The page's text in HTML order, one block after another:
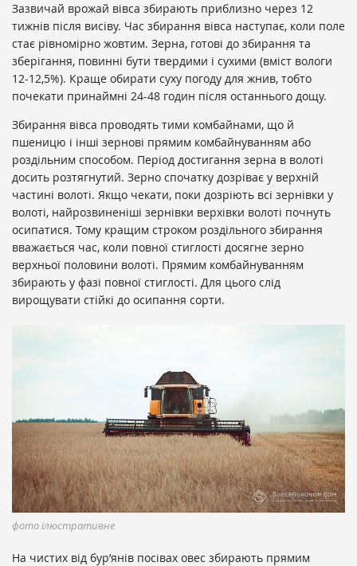
Зазвичай врожай вівса збирають приблизно через 12
тижнів після висіву. Час збирання вівса наступає, коли поле
стає рівномірно жовтим. Зерна, готові до збирання та
зберігання, повинні бути твердими і сухими (вміст вологи
12-12,5%). Краще обирати суху погоду для жнив, тобто
почекати принаймні 24-48 годин після останнього дощу.
Збирання вівса проводять тими комбайнами, що й
пшеницю і інші зернові прямим комбайнуванням або
роздільним способом. Період достигання зерна в волоті
досить розтягнутий. Зерно спочатку дозріває у верхній
частині волоті. Якщо чекати, поки дозріють всі зернівки у
волоті, найрозвиненіші зернівки верхівки волоті почнуть
осипатися. Тому кращим строком роздільного збирання
вважається час, коли повної стиглості досягне зерно
верхньої половини волоті. Прямим комбайнуванням
збирають у фазі повної стиглості. Для цього слід
вирощувати стійкі до осипання сорти.
фото ілюстративне
На чистих від бур’янів посівах овес збирають прямим